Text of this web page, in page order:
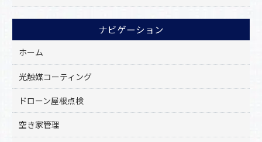
ナビゲーション
ホーム
光触媒コーティング
ドローン屋根点検
空き家管理